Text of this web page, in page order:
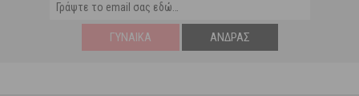
ΓΥΝΑΊΚΑ ΆΝΔΡΑΣ